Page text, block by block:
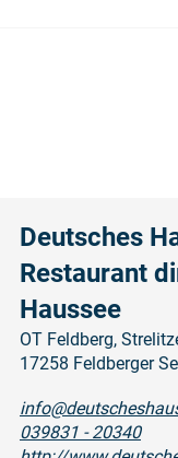
Deutsches
Restaurant
Haussee
OT Feldberg,
17258 Feldberger
039831 - 20340